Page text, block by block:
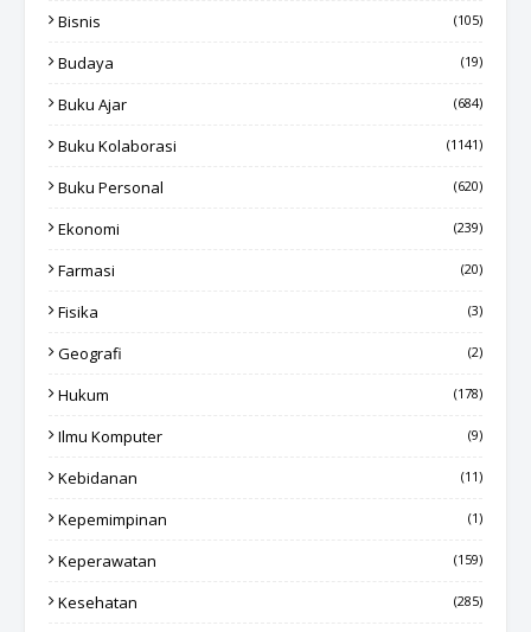
Bisnis (105)
Budaya (19)
Buku Ajar (684)
Buku Kolaborasi (1141)
Buku Personal (620)
Ekonomi (239)
Farmasi (20)
Fisika (3)
Geografi (2)
Hukum (178)
Ilmu Komputer (9)
Kebidanan (11)
Kepemimpinan (1)
Keperawatan (159)
Kesehatan (285)